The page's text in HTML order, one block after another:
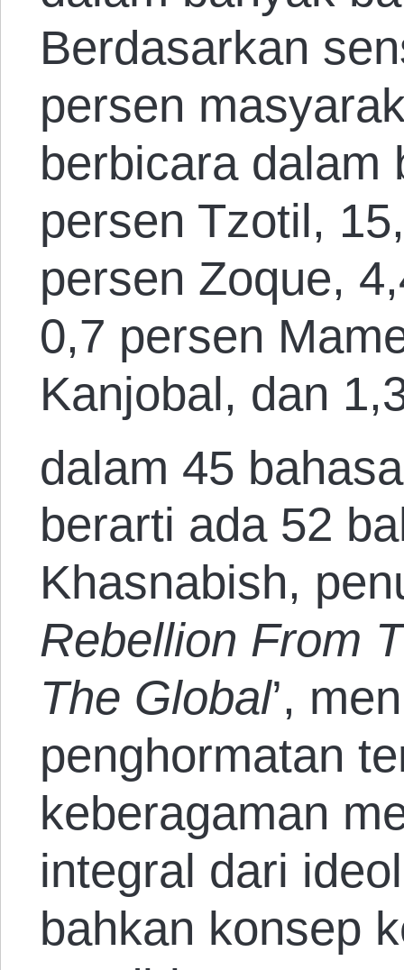
Berdasarkan
persen
berbicara dalam
persen Tzotil,
persen Zoque,
0,7 persen
Kanjobal, dan
dalam 45
berarti ada 52
Khasnabish,
Rebellion From
The Global’,
penghormatan
keberagaman
integral dari
bahkan konsep